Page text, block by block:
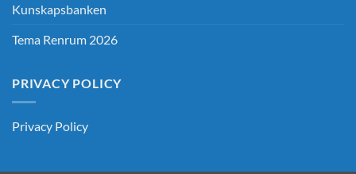
Kunskapsbanken
Tema Renrum 2026
PRIVACY POLICY
Privacy Policy